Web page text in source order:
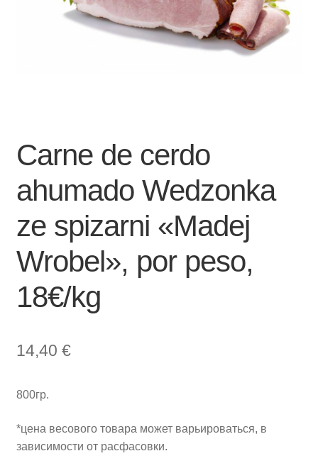
Carne de cerdo
ahumado Wedzonka
ze spizarni «Madej
Wrobel», por peso,
18€/kg
14,40 €
800гр.
*цена весового товара может варьироваться, в
зависимости от расфасовки.